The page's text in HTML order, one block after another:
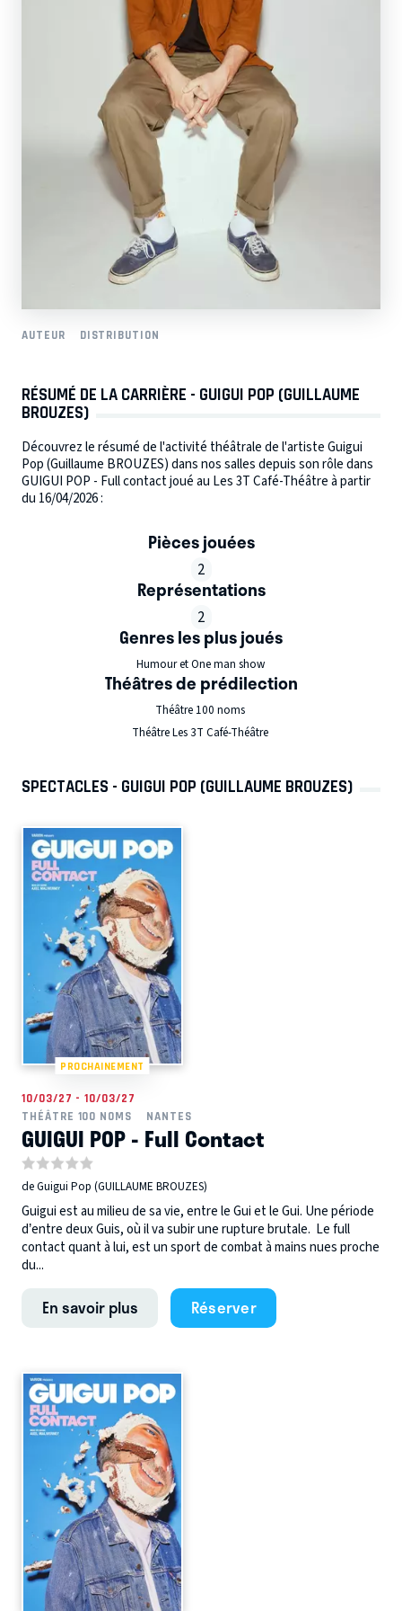
AUTEUR DISTRIBUTION
RÉSUMÉ DE LA CARRIÈRE - GUIGUI POP (GUILLAUME
BROUZES)
Découvrez le résumé de l'activité théâtrale de l'artiste Guigui
Pop (Guillaume BROUZES) dans nos salles depuis son rôle dans
GUIGUI POP - Full contact joué au Les 3T Café-Théâtre à partir
du 16/04/2026 :
Pièces jouées
2
Représentations
2
Genres les plus joués
Humour et One man show
Théâtres de prédilection
Théâtre 100 noms
Théâtre Les 3T Café-Théâtre
SPECTACLES - GUIGUI POP (GUILLAUME BROUZES)
PROCHAINEMENT
10/03/27 - 10/03/27
THÉÂTRE 100 NOMS
NANTES
GUIGUI POP - Full Contact
de Guigui Pop (GUILLAUME BROUZES)
Guigui est au milieu de sa vie, entre le Gui et le Gui. Une période
d’entre deux Guis, où il va subir une rupture brutale. Le full
contact quant à lui, est un sport de combat à mains nues proche
du...
En savoir plus Réserver